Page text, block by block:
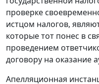
проверке
истцом налогов,
которые тот понес в
проведением
договору на оказание
Апелляционная